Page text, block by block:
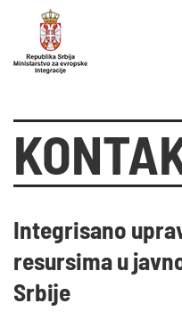
Integrisano
resursima u
Srbije